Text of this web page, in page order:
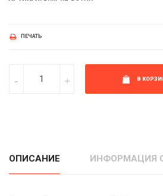
ПЕЧАТЬ
В
ОПИСАНИЕ ИНФОРМАЦИЯ